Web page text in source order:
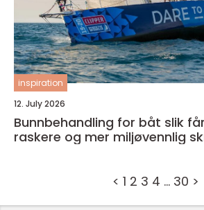
inspiration
12. July 2026
Bunnbehandling for båt slik får du en renere,
raskere og mer miljøvennlig
< 1 2 3 4 … 30 >